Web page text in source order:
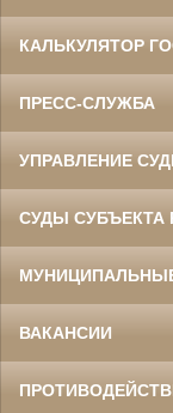
КАЛЬКУЛЯТОР
ПРЕСС-СЛУЖБА
УПРАВЛЕНИЕ
СУДЫ СУБЪЕКТА
ВАКАНСИИ